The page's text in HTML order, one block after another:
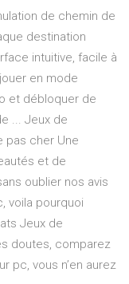
de chemin de
destination
intuitive, facile à
en mode
et débloquer de
... Jeux de
pas cher Une
et de
oublier nos avis
voila pourquoi
Jeux de
doutes, comparez
pc, vous n’en aurez